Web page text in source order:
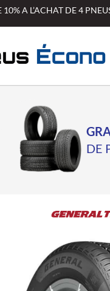
10% A L’ACHAT DE 4
DE